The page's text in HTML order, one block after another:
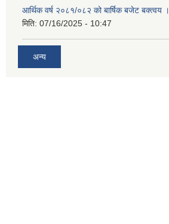
आर्थिक वर्ष २०८१/०८२ को बार्षिक बजेट बक्त्वय ।
मिति: 07/16/2025 - 10:47
अन्य